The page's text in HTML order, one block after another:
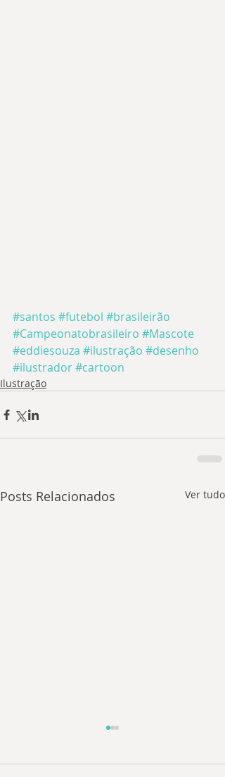
#santos #futebol #brasileirão
#Campeonatobrasileiro #Mascote
#eddiesouza #ilustração #desenho
#ilustrador#cartoon
Ilustração
Posts Relacionados Ver tudo